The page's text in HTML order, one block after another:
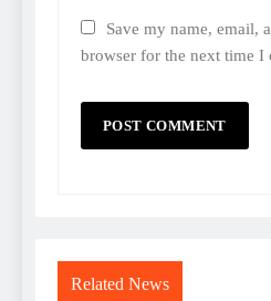
Save my name, email,
browser for the next time I
Related News